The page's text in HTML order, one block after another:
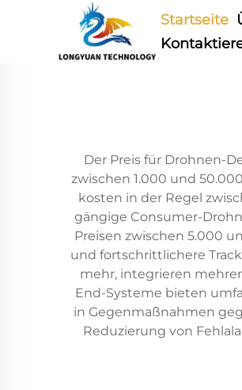
Startseite
Der Preis für Drohnen-
zwischen 1.000 und
kosten in der Regel
gängige Consumer-
Preisen zwischen 5.000
und fortschrittlichere
mehr, integrieren
End-Systeme bieten
in Gegenmaßnahmen
Reduzierung von